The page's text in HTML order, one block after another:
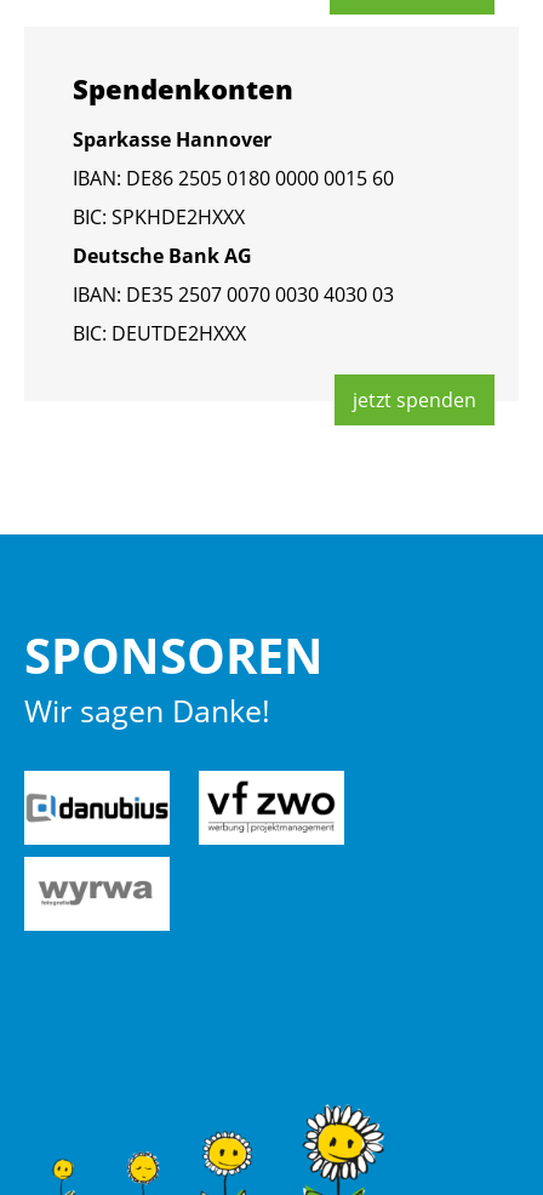
Spen­den­kon­ten
Spar­kas­se Han­no­ver
IBAN: DE86 2505 0180 0000 0015 60
BIC: SPKHDE2HXXX
Deut­sche Bank AG
IBAN: DE35 2507 0070 0030 4030 03
BIC: DEUT­DE2HXXX
jetzt spen­den
SPON­SO­REN
Wir sagen Danke!